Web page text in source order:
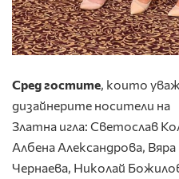
Сред гостите, които
дизайнерите носители на
Златна игла: Светослав
Албена Александрова,
Чернаева, Николай